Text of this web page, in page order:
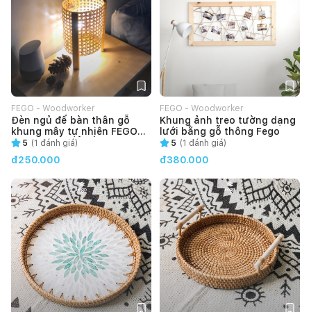
FEGO - Woodworker
Đèn ngủ để bàn thân gỗ
khung mây tự nhiên FEGO
(kèm bóng) để đầu giường,
trang trí phòng ngủ
5 (1 đánh giá)
đ250.000
FEGO - Woodworker
Khung ảnh treo tường dạng
lưới bằng gỗ thông Fego
5 (1 đánh giá)
đ380.000